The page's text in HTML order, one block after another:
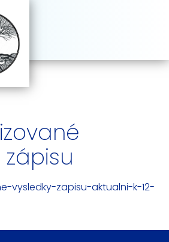
vysledky-zapisu-aktualni-k-12-